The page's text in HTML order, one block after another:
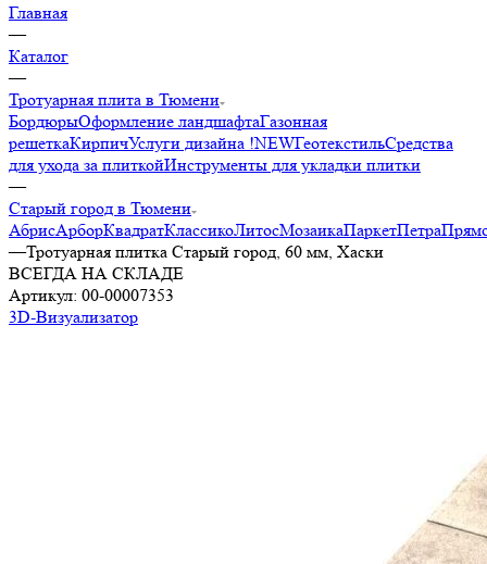
Главная
—
Каталог
—
Тротуарная плита в Тюмени
БордюрыОформление ландшафтаГазонная
решеткаКирпичУслуги дизайна !NEWГеотекстильСредства
для ухода за плиткойИнструменты для укладки плитки
—
Старый город в Тюмени
АбрисАрборКвадратКлассикоЛитосМозаикаПаркетПетра
—Тротуарная плитка Старый город, 60 мм, Хаски
ВСЕГДА НА СКЛАДЕ
Артикул: 00-00007353
3D-Визуализатор